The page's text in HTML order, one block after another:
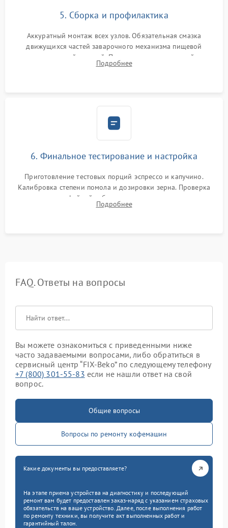
5. Сборка и профилактика
Аккуратный монтаж всех узлов. Обязательная смазка
движущихся частей заварочного механизма пищевой
силиконовой смазкой. Проведение программной
декальцинации и очистки системы от кофейных масел.
Подробнее
6. Финальное тестирование и настройка
Приготовление тестовых порций эспрессо и капучино.
Калибровка степени помола и дозировки зерна. Проверка
плотности кофейной таблетки, температуры напитка и
качества молочной пены. Контроль отсутствия посторонних
Подробнее
FAQ. Ответы на вопросы
Вы можете ознакомиться с приведенными ниже
часто задаваемыми вопросами, либо обратиться в
сервисный центр “FIX-Beko” по следующему телефону
+7 (800) 301-55-83 если не нашли ответ на свой
вопрос.
Общие вопросы
Вопросы по ремонту кофемашин
Какие документы вы предоставляете?
На этапе приема устройства на диагностику и последующий
ремонт вам будет предоставлен заказ-наряд с указанием страховых
обязательств на ваше устройство. Далее, после выполнения работ
по ремонту техники, вы получите акт выполненных работ и
гарантийный талон.